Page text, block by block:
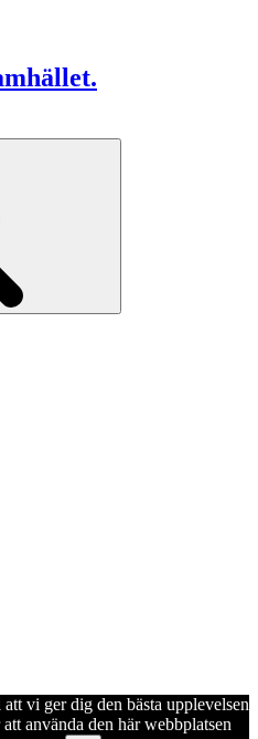
vi ger dig den bästa upplevelsen
använda den här webbplatsen